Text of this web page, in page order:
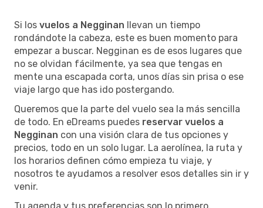
Si los vuelos a Negginan llevan un tiempo
rondándote la cabeza, este es buen momento para
empezar a buscar. Negginan es de esos lugares que
no se olvidan fácilmente, ya sea que tengas en
mente una escapada corta, unos días sin prisa o ese
viaje largo que has ido postergando.
Queremos que la parte del vuelo sea la más sencilla
de todo. En eDreams puedes reservar vuelos a
Negginan con una visión clara de tus opciones y
precios, todo en un solo lugar. La aerolínea, la ruta y
los horarios definen cómo empieza tu viaje, y
nosotros te ayudamos a resolver esos detalles sin ir y
venir.